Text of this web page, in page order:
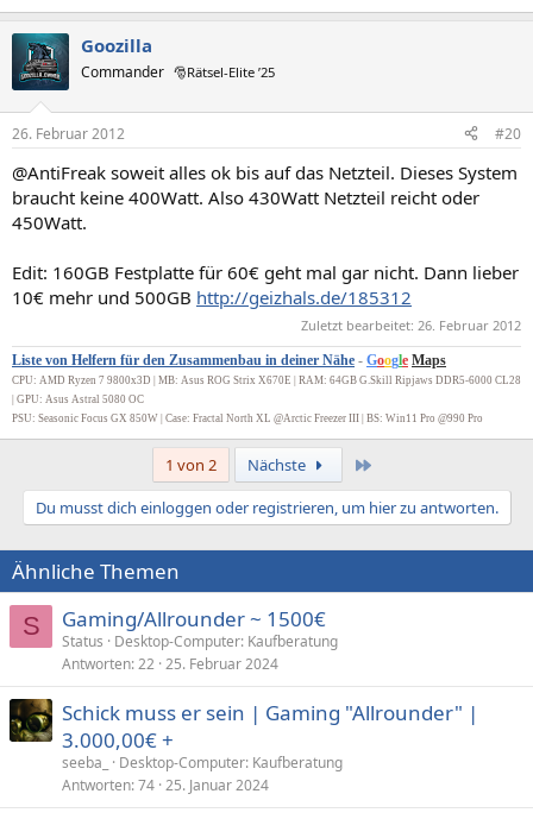
Goozilla
Commander 🎅Rätsel-Elite ’25
26. Februar 2012 #20
@AntiFreak soweit alles ok bis auf das Netzteil. Dieses System
braucht keine 400Watt. Also 430Watt Netzteil reicht oder
450Watt.
Edit: 160GB Festplatte für 60€ geht mal gar nicht. Dann lieber
10€ mehr und 500GB http://geizhals.de/185312
Zuletzt bearbeitet: 26. Februar 2012
Liste von Helfern für den Zusammenbau in deiner Nähe - Google Maps
CPU: AMD Ryzen 7 9800x3D | MB: Asus ROG Strix X670E | RAM: 64GB G.Skill Ripjaws DDR5-6000 CL28
| GPU: Asus Astral 5080 OC
PSU: Seasonic Focus GX 850W | Case: Fractal North XL @Arctic Freezer III | BS: Win11 Pro @990 Pro
1 von 2 Nächste
Du musst dich einloggen oder registrieren, um hier zu antworten.
Ähnliche Themen
S Gaming/Allrounder ~ 1500€
Status
Desktop-Computer: Kaufberatung
Antworten 22 25. Februar 2024
Schick muss er sein | Gaming "Allrounder" |
3.000,00€ +
seeba_
Desktop-Computer: Kaufberatung
Antworten 74 25. Januar 2024